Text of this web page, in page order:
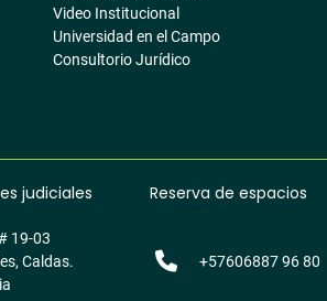
Video Institucional
Universidad en el Campo
Consultorio Jurídico
judiciales Reserva de espacios
19-03
Caldas.
+57606887 96 80